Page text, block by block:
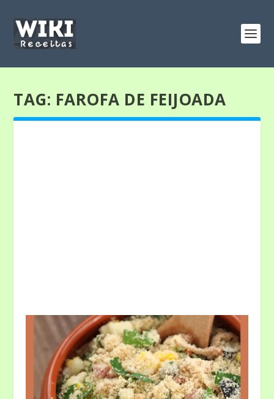
TAG: FAROFA DE FEIJOADA